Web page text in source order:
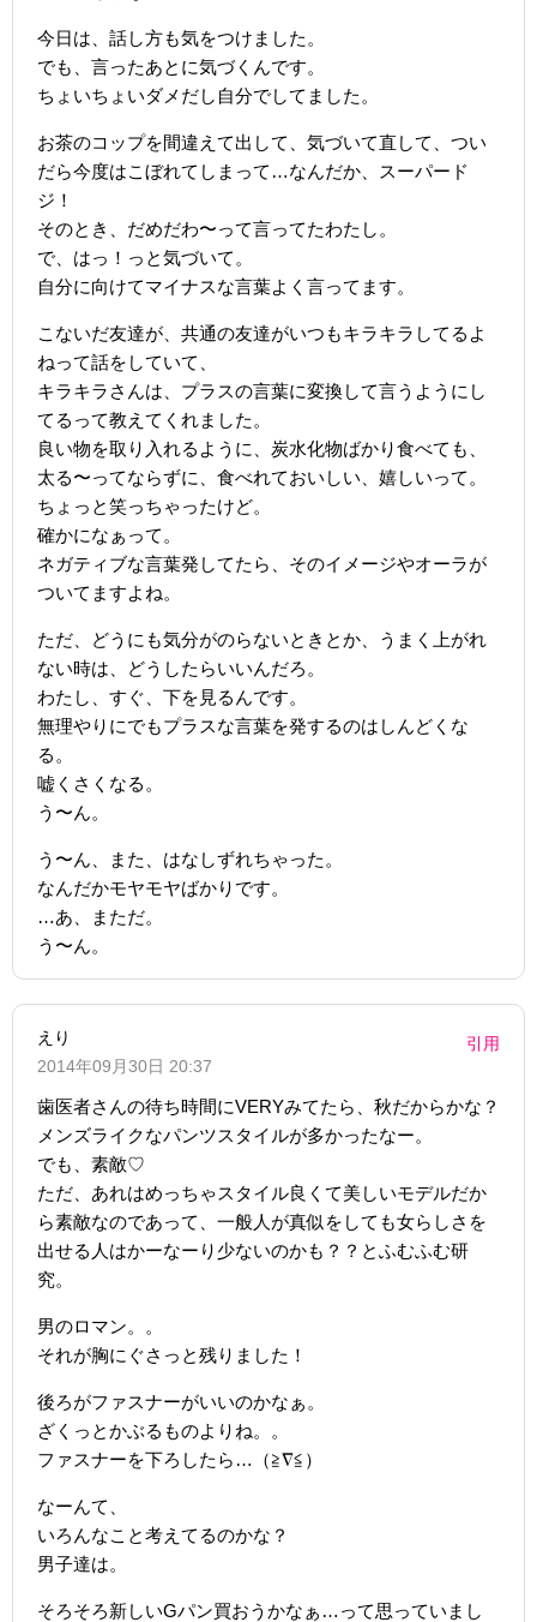
今日は、話し方も気をつけました。
でも、言ったあとに気づくんです。
ちょいちょいダメだし自分でしてました。
お茶のコップを間違えて出して、気づいて直して、つい
だら今度はこぼれてしまって…なんだか、スーパード
ジ！
そのとき、だめだわ〜って言ってたわたし。
で、はっ！っと気づいて。
自分に向けてマイナスな言葉よく言ってます。
こないだ友達が、共通の友達がいつもキラキラしてるよ
ねって話をしていて、
キラキラさんは、プラスの言葉に変換して言うようにし
てるって教えてくれました。
良い物を取り入れるように、炭水化物ばかり食べても、
太る〜ってならずに、食べれておいしい、嬉しいって。
ちょっと笑っちゃったけど。
確かになぁって。
ネガティブな言葉発してたら、そのイメージやオーラが
ついてますよね。
ただ、どうにも気分がのらないときとか、うまく上がれ
ない時は、どうしたらいいんだろ。
わたし、すぐ、下を見るんです。
無理やりにでもプラスな言葉を発するのはしんどくな
る。
嘘くさくなる。
う〜ん。
う〜ん、また、はなしずれちゃった。
なんだかモヤモヤばかりです。
…あ、まただ。
う〜ん。
えり
2014年09月30日 20:37
引用
歯医者さんの待ち時間にVERYみてたら、秋だからかな？
メンズライクなパンツスタイルが多かったなー。
でも、素敵♡
ただ、あれはめっちゃスタイル良くて美しいモデルだか
ら素敵なのであって、一般人が真似をしても女らしさを
出せる人はかーなーり少ないのかも？？とふむふむ研
究。
男のロマン。。
それが胸にぐさっと残りました！
後ろがファスナーがいいのかなぁ。
ざくっとかぶるものよりね。。
ファスナーを下ろしたら…（≧∇≦）
なーんて、
いろんなこと考えてるのかな？
男子達は。
そろそろ新しいGパン買おうかなぁ…って思っていまし